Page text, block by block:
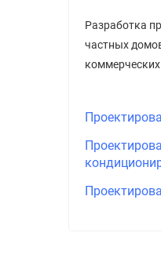
Разработка
частных